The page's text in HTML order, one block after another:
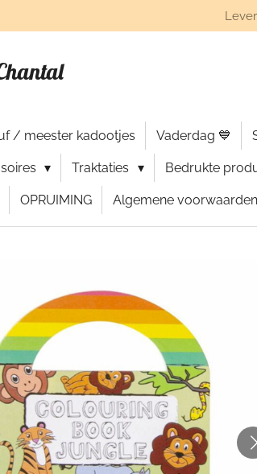
/ meester kadootjes Vaderdag 💙
Traktaties Bedrukte
OPRUIMING Algemene voorwaarden